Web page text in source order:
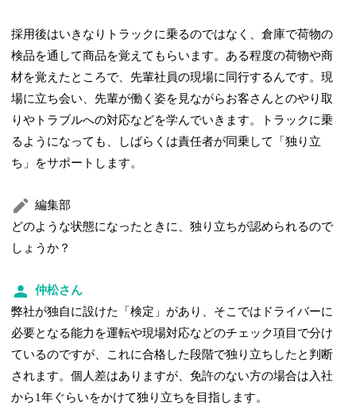
採用後はいきなりトラックに乗るのではなく、倉庫で荷物の
検品を通して商品を覚えてもらいます。ある程度の荷物や商
材を覚えたところで、先輩社員の現場に同行するんです。現
場に立ち会い、先輩が働く姿を見ながらお客さんとのやり取
りやトラブルへの対応などを学んでいきます。トラックに乗
るようになっても、しばらくは責任者が同乗して「独り立
ち」をサポートします。
編集部
どのような状態になったときに、独り立ちが認められるので
しょうか？
仲松さん
弊社が独自に設けた「検定」があり、そこではドライバーに
必要となる能力を運転や現場対応などのチェック項目で分け
ているのですが、これに合格した段階で独り立ちしたと判断
されます。個人差はありますが、免許のない方の場合は入社
から1年ぐらいをかけて独り立ちを目指します。